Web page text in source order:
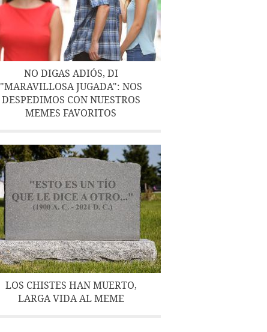
NO DIGAS ADIÓS, DI
"MARAVILLOSA JUGADA": NOS
DESPEDIMOS CON NUESTROS
MEMES FAVORITOS
LOS CHISTES HAN MUERTO,
LARGA VIDA AL MEME